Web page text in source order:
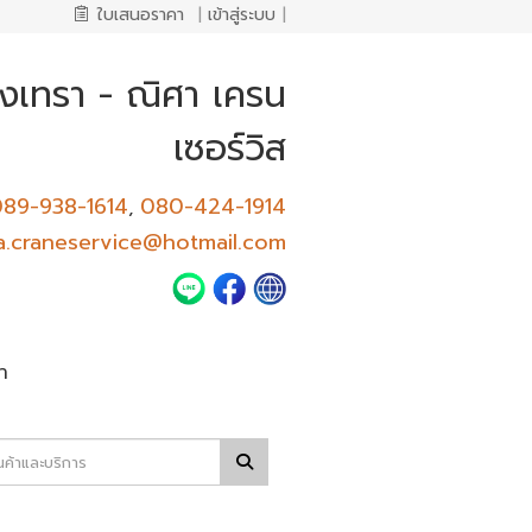
ใบเสนอราคา | เข้าสู่ระบบ |
เทรา - ณิศา เครน
เซอร์วิส
938-1614, 080-424-1914